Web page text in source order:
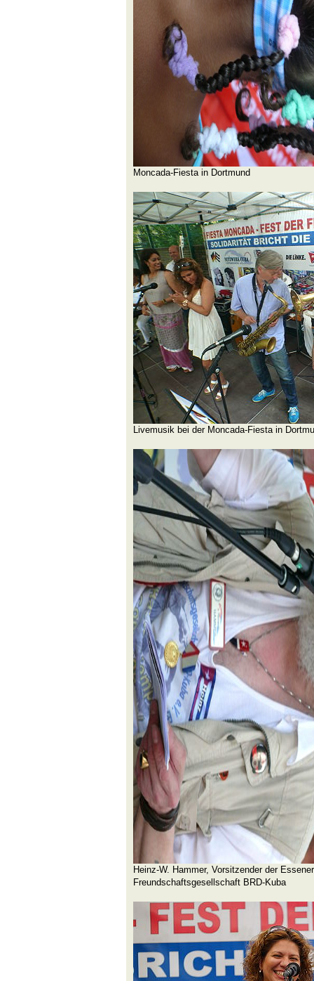
Moncada-Fiesta in Dortmund
Livemusik bei der Moncada-Fiesta in
Heinz-W. Hammer, Vorsitzender der
Freundschaftsgesellschaft BRD-Kuba